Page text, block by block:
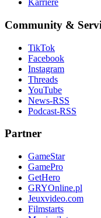
Karriere
Community &
TikTok
Facebook
Instagram
Threads
YouTube
News-RSS
Podcast-RSS
Partner
GameStar
GamePro
GetHero
GRYOnline.pl
Jeuxvideo.com
Filmstarts